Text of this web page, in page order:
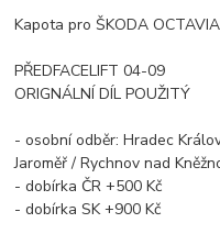
Kapota pro ŠKODA
PŘEDFACELIFT 04-09
ORIGNÁLNÍ DÍL POUŽITÝ
- osobní odběr: Hradec
Jaroměř / Rychnov nad
- dobírka ČR +500 Kč
- dobírka SK +900 Kč